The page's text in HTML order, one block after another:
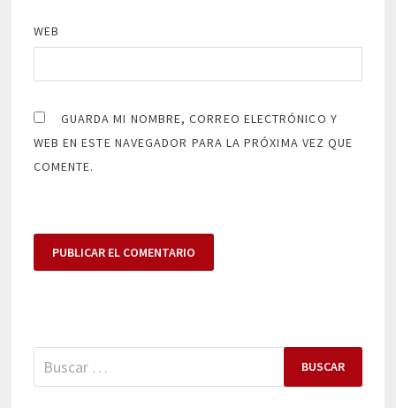
WEB
GUARDA MI NOMBRE, CORREO ELECTRÓNICO Y
WEB EN ESTE NAVEGADOR PARA LA PRÓXIMA VEZ QUE
COMENTE.
Buscar: